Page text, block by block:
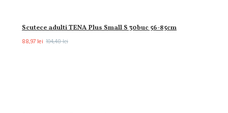
Scutece adulti TENA Plus Small S 30buc 56-85cm
88,97 lei 104,48 lei